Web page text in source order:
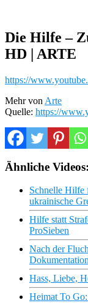
Die Hilfe –
HD | ARTE
https://
Mehr von Arte
Quelle: https://
Ähnliche Videos:
Schnelle Hilfe
ukrainische
Hilfe statt
ProSieben
Nach der
Hass, Liebe,
Heimat To